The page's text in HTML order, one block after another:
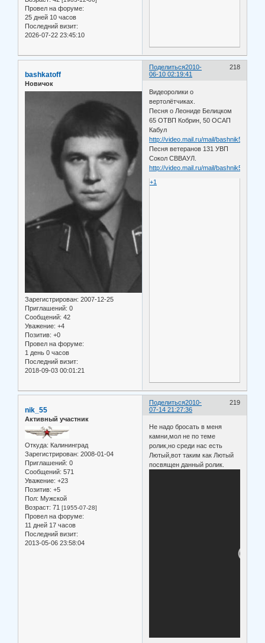
Провел на форуме:
25 дней 10 часов
Последний визит:
2026-07-22 23:45:10
Поделиться 218
2010-
06-10 02:19:41
bashkatoff
Новичок
Зарегистрирован: 2007-12-25
Приглашений: 0
Сообщений: 42
Уважение: +4
Позитив: +0
Провел на форуме:
1 день 0 часов
Последний визит:
2018-09-03 00:01:21
Видеоролики о
вертолётчиках.
Песня о Леониде Белицком
65 ОТВП Кобрин, 50 ОСАП
Кабул
http://video.mail.ru/mail/bashnik55/31/
Песня ветеранов 131 УВП
Сокол СВВАУЛ.
http://video.mail.ru/mail/bashnik55/72/
+1
Поделиться 219
2010-
07-14 21:27:36
nik_55
Активный участник
Откуда: Калининград
Зарегистрирован: 2008-01-04
Приглашений: 0
Сообщений: 571
Уважение: +23
Позитив: +5
Пол: Мужской
Возраст: 71 [1955-07-28]
Провел на форуме:
11 дней 17 часов
Последний визит:
2013-05-06 23:58:04
Не надо бросать в меня
камни,мол не по теме
ролик,но среди нас есть
Лютый,вот таким как Лютый
посвящен данный ролик.